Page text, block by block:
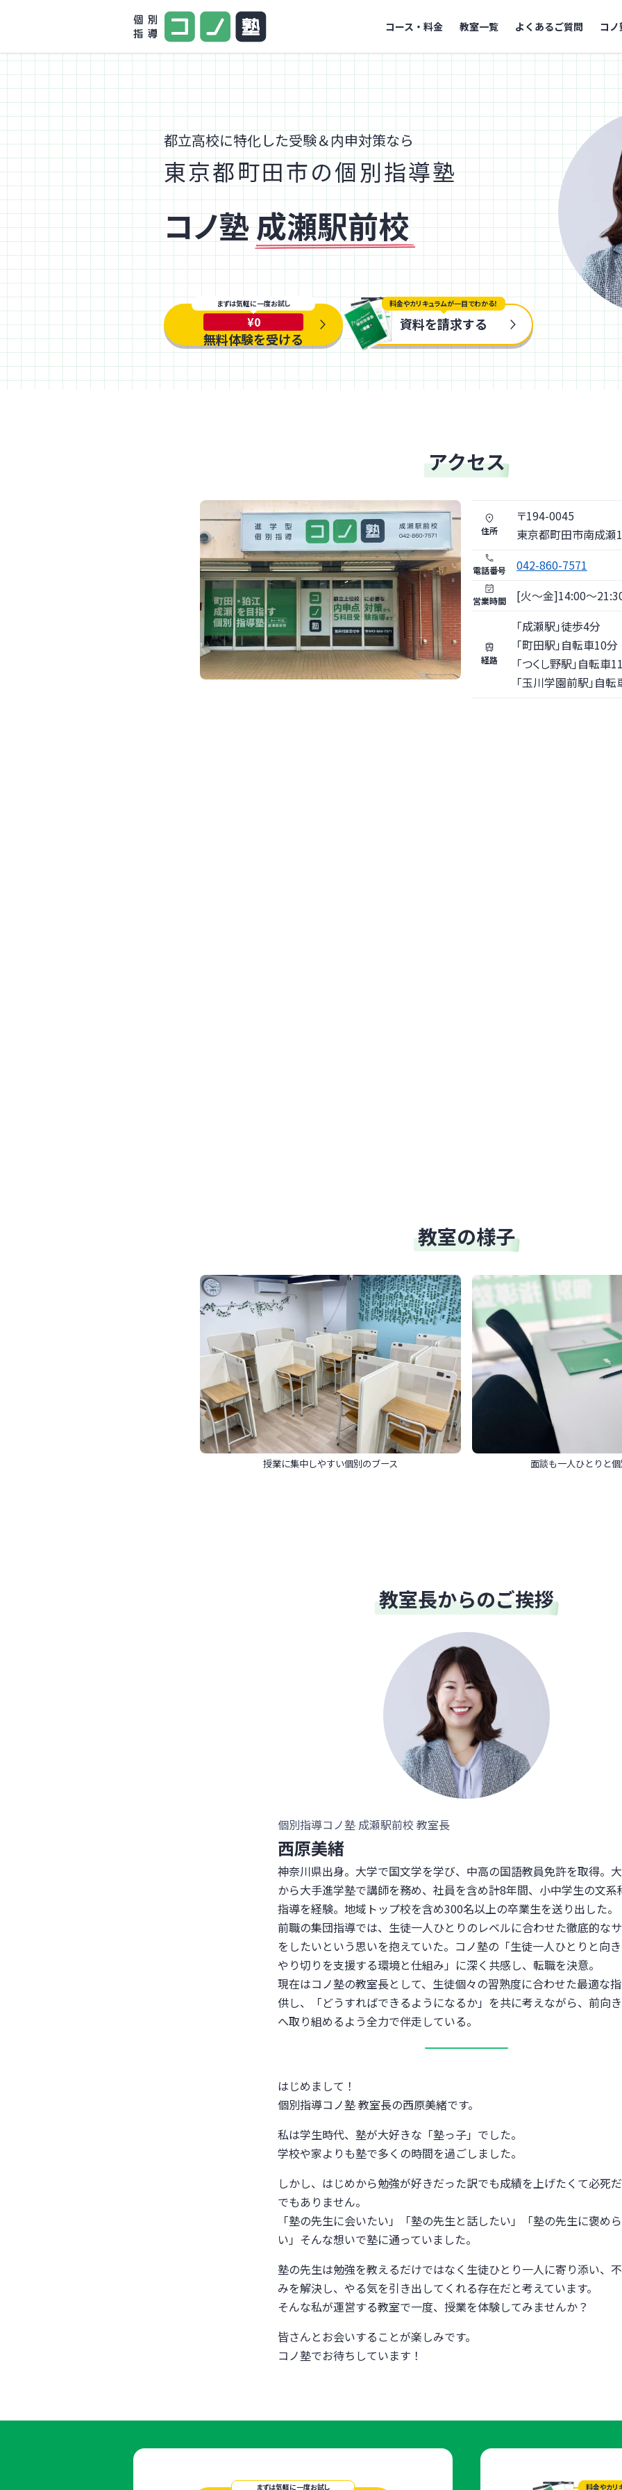
コース・料金 教室一覧 よくあるご質問 コ
東京都町田市の個別指導塾
コノ塾成瀬駅前校
都立高校に特化した受験＆内申対策なら
まずは気軽に一度お試し
¥0
無料体験を受ける
料金やカリキュラムが一目でわかる！
資料を請求する
アクセス
住所
〒194-0045
東京都町田市南成瀬
電話番号 042-860-7571
営業時間 [火〜金]14:00～
経路
「成瀬駅」徒歩4分
「町田駅」自転車10分
「つくし野駅」自転車
「玉川学園前駅」自
教室の様子
授業に集中しやすい個別のブース 面談も一人ひとりと
教室長からのご挨拶
個別指導コノ塾 成瀬駅前校 教室長
西原美緒
神奈川県出身。大学で国文学を学び、中高の国語教員免許を取得。
から大手進学塾で講師を務め、社員を含め計8年間、小中学生の文系
指導を経験。地域トップ校を含め300名以上の卒業生を送り出した。
前職の集団指導では、生徒一人ひとりのレベルに合わせた徹底的な
をしたいという思いを抱えていた。コノ塾の「生徒一人ひとりと向き
やり切りを支援する環境と仕組み」に深く共感し、転職を決意。
現在はコノ塾の教室長として、生徒個々の習熟度に合わせた最適な
供し、「どうすればできるようになるか」を共に考えながら、前向
へ取り組めるよう全力で伴走している。
はじめまして！
個別指導コノ塾 教室長の西原美緒です。
私は学生時代、塾が大好きな「塾っ子」でした。
学校や家よりも塾で多くの時間を過ごしました。
しかし、はじめから勉強が好きだった訳でも成績を上げたくて必死
でもありません。
「塾の先生に会いたい」「塾の先生と話したい」「塾の先生に褒め
い」そんな想いで塾に通っていました。
塾の先生は勉強を教えるだけではなく生徒ひとり一人に寄り添い、
みを解決し、やる気を引き出してくれる存在だと考えています。
そんな私が運営する教室で一度、授業を体験してみませんか？
皆さんとお会いすることが楽しみです。
コノ塾でお待ちしています！
まずは気軽に一度お試し 料金やカリ